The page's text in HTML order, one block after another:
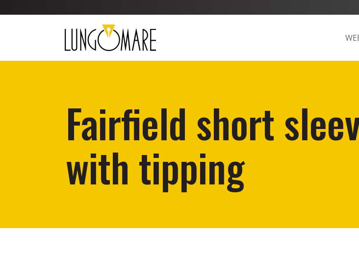
Fairfield short
with tipping